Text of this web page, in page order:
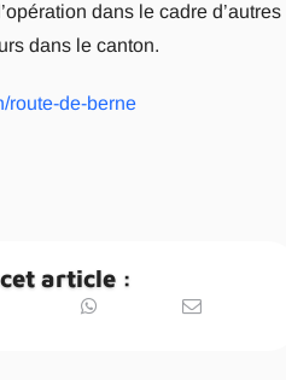
dans le cadre d’autres
dans le canton.
route-de-berne
article :